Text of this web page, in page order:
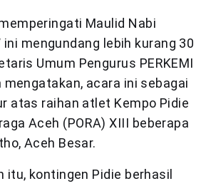
Maulid Nabi
ini mengundang lebih kurang 30
Umum Pengurus PERKEMI
mengatakan, acara ini sebagai
atas raihan atlet Kempo Pidie
Aceh (PORA) XIII beberapa
Aceh Besar.
itu, kontingen Pidie berhasil